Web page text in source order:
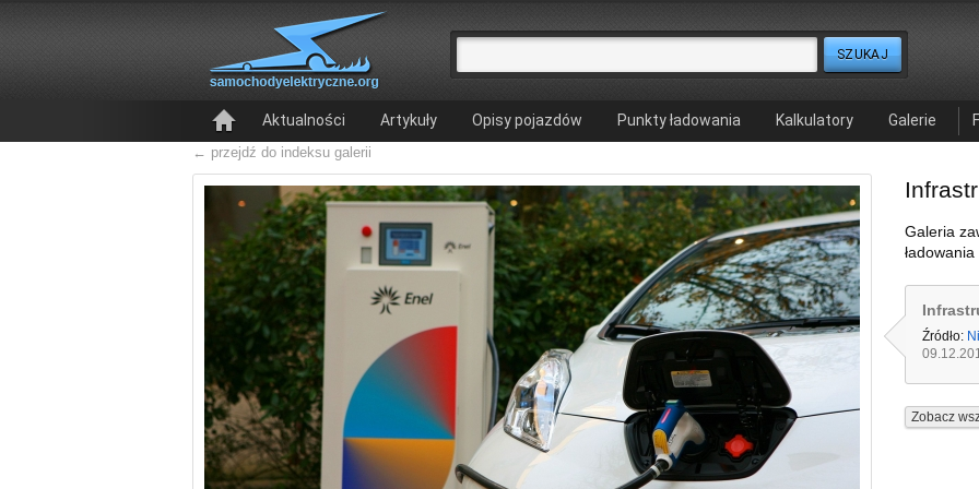
Aktualności Artykuły Opisy pojazdów Punkty ładowania Kalkulatory Galerie
← przejdź do indeksu galerii
Galeria
Źródło:
Zobacz